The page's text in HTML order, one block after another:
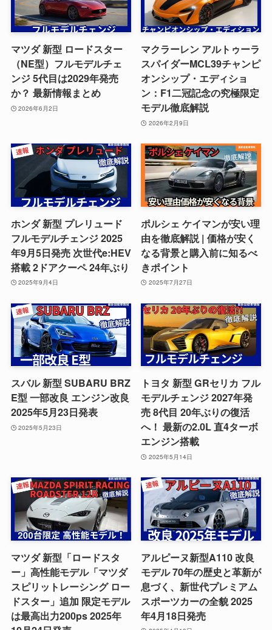
マツダ 新型 ロードスター
（NE型）フルモデルチェ
ンジ 5代目は2029年発売
か？ 最新情報まとめ
2026年6月2日
マクラーレン アルトゥーラ
スパイダーMCL39チャンピ
オンシップ・エディショ
ン：F1二冠記念の究極限定
モデル徹底解説
2026年2月9日
ホンダ 新型 プレリュード
フルモデルチェンジ 2025
年9月5日発売 次世代e:HEV
搭載 2ドアクーペ 24年ぶり
2025年9月4日
ポルシェ ケイマンが安い理
由を徹底解説 | 価格が安く
なる背景と購入前に知るべ
きポイント
2025年7月27日
スバル 新型 SUBARU BRZ
E型 一部改良 エンジン改良
2025年5月23日発表
2025年5月23日
トヨタ 新型 GRセリカ フル
モデルチェンジ 2027年発
売 8代目 20年ぶりの復活
へ！ 最新の2.0L 直4ターボ
エンジン搭載
2025年5月14日
マツダ 新型「ロードスタ
ー」高性能モデル「マツダ
スピリットレーシング ロー
ドスター」追加 限定モデル
は最高出力200ps 2025年
アルピーヌ新型A110 改良
モデル 70年の歴史と革新が
息づく、新世代プレミアム
スポーツカーの全貌 2025
年4月18日発売